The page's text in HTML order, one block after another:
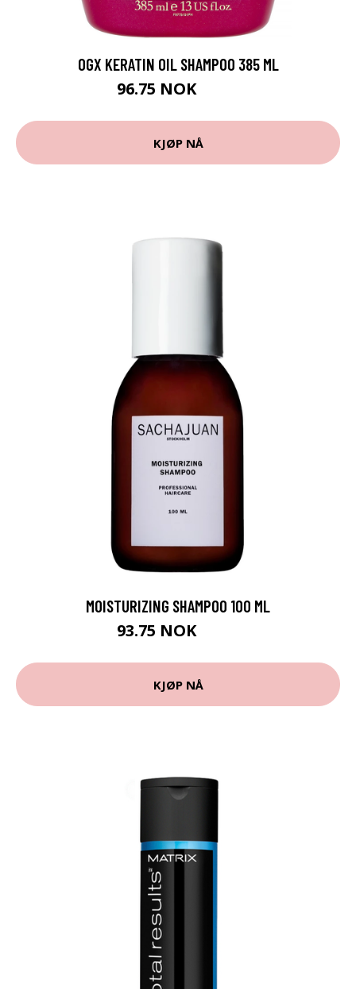
OGX KERATIN OIL SHAMPOO 385 ML
96.75 NOK
KJØP NÅ
MOISTURIZING SHAMPOO 100 ML
93.75 NOK
KJØP NÅ